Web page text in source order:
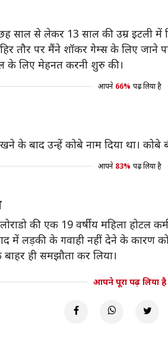
साल से लेकर 13 साल की उम्र इटली में
तौर पर मैंने शॉकर गेम्स के लिए जाने
के लिए मेहनत करनी शुरु की।
आपने 66% पढ़ लिया है
के बाद उन्हें कोबे नाम दिया था।
आपने 83% पढ़ लिया है
की एक 19 वर्षीय महिला होटल
लड़की के गवाही नहीं देने के कारण
ही समझौता कर लिया।
आपने पूरा पढ़ लिया है